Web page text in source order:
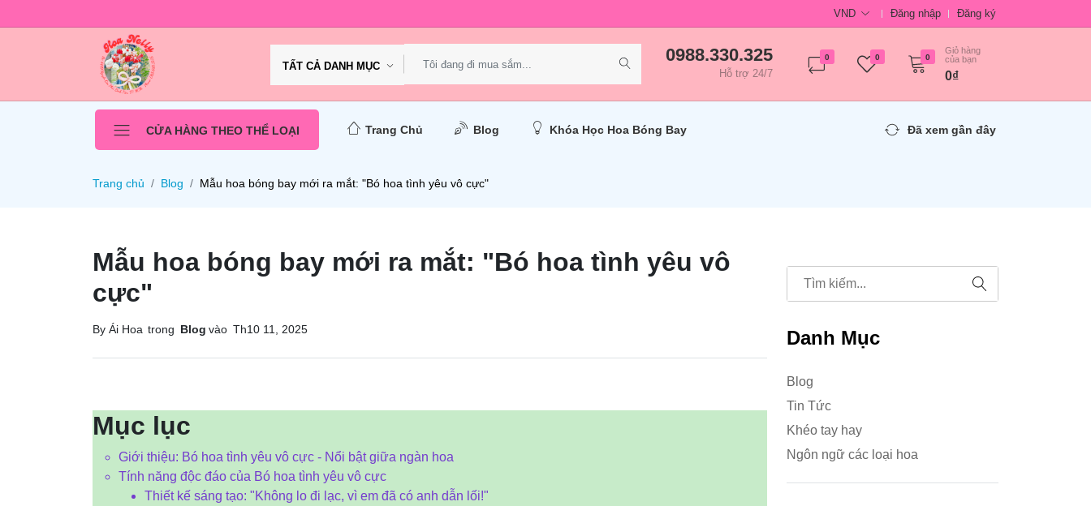
VND Đăng nhập Đăng ký
TẤT CẢ DANH MỤC
0988.330.325
Hỗ trợ 24/7
0 0 0
Giỏ hàng
của bạn
0₫
CỬA HÀNG THEO THỂ LOẠI Trang Chủ Blog Khóa Học Hoa Bóng Bay Đã xem gần đây
Trang chủ Blog Mẫu hoa bóng bay mới ra mắt: "Bó hoa tình yêu vô cực"
Mẫu hoa bóng bay mới ra mắt: "Bó hoa tình yêu vô
cực"
By Ái Hoa trong Blog vào Th10 11, 2025
Mục lục
Giới thiệu: Bó hoa tình yêu vô cực - Nổi bật giữa ngàn hoa
Tính năng độc đáo của Bó hoa tình yêu vô cực
Thiết kế sáng tạo: "Không lo đi lạc, vì em đã có anh dẫn lối!"
Danh Mục
Blog
Tin Tức
Khéo tay hay
Ngôn ngữ các loại hoa